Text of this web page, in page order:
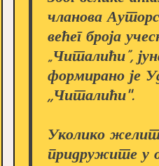
чланова
већег броја
„Читалићи”,
формирано је
,,Читалићи''.
Уколико
придружите у